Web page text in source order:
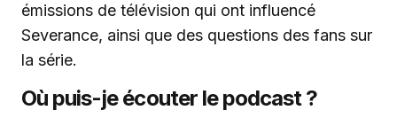
émissions de télévision qui ont influencé
Severance, ainsi que des questions des fans sur
la série.
Où puis-je écouter le podcast ?